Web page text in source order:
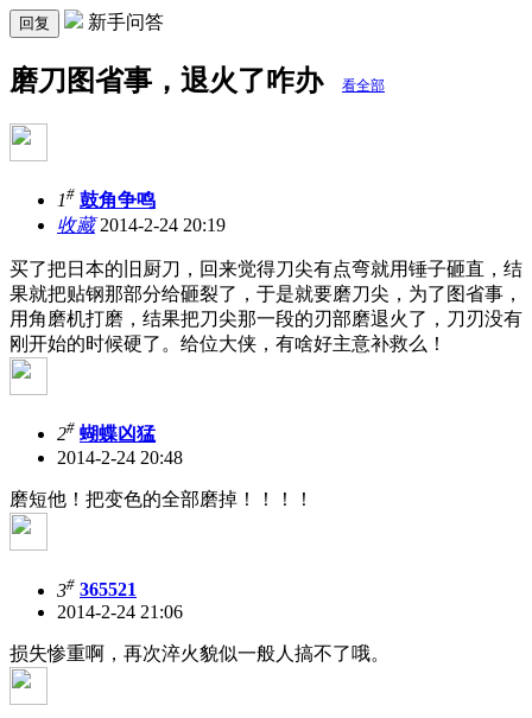
回复 新手问答
磨刀图省事，退火了咋办 看全部
1# 鼓角争鸣
收藏2014-2-24 20:19
买了把日本的旧厨刀，回来觉得刀尖有点弯就用锤子砸直，结
果就把贴钢那部分给砸裂了，于是就要磨刀尖，为了图省事，
用角磨机打磨，结果把刀尖那一段的刃部磨退火了，刀刃没有
刚开始的时候硬了。给位大侠，有啥好主意补救么！
2# 蝴蝶凶猛
2014-2-24 20:48
磨短他！把变色的全部磨掉！！！！
3# 365521
2014-2-24 21:06
损失惨重啊，再次淬火貌似一般人搞不了哦。